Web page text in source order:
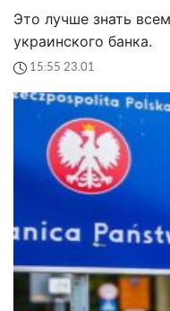
Это лучше знать
украинского банка.
15:55 23.01